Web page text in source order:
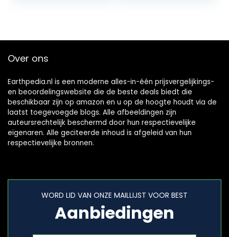
Over ons
Earthpedia.nl is een moderne alles-in-één prijsvergelijkings-
en beoordelingswebsite die de beste deals biedt die
beschikbaar zijn op amazon en u op de hoogte houdt via de
laatst toegevoegde blogs. Alle afbeeldingen zijn
auteursrechtelijk beschermd door hun respectievelijke
eigenaren. Alle geciteerde inhoud is afgeleid van hun
respectievelijke bronnen.
WORD LID VAN ONZE MAILLIJST VOOR BEST
Aanbiedingen